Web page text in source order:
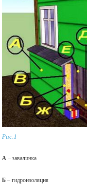
Рис.1
А– завалинка
Б – гидроизоляция